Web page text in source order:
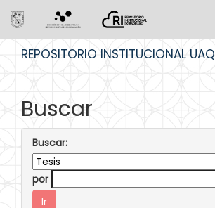
REPOSITORIO INSTITUCIONAL UAQ
Buscar
Buscar:
por